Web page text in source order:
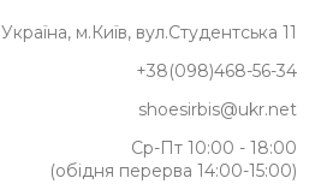
Україна, м.Київ, вул.Студентська 11
+38(098)468-56-34
shoesirbis@ukr.net
Ср-Пт 10:00 - 18:00
(обідня перерва 14:00-15:00)